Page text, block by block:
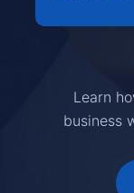
Learn
business